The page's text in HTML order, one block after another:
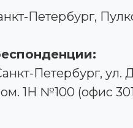
Петербург,
Петербург, ул.
1Н №100 (офис